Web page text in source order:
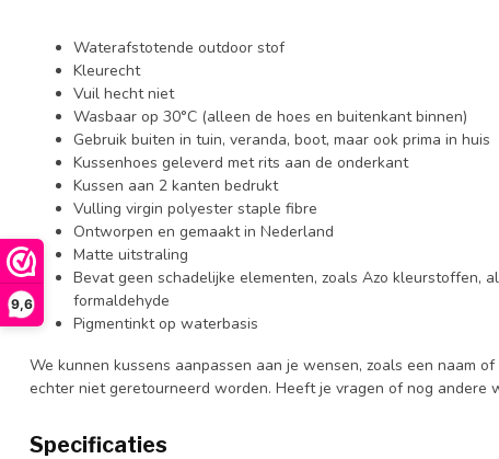
9,6
Waterafstotende outdoor stof
Kleurecht
Vuil hecht niet
Wasbaar op 30°C (alleen de hoes en buitenkant binnen)
Gebruik buiten in tuin, veranda, boot, maar ook prima in huis
Kussenhoes geleverd met rits aan de onderkant
Kussen aan 2 kanten bedrukt
Vulling virgin polyester staple fibre
Ontworpen en gemaakt in Nederland
Matte uitstraling
Bevat geen schadelijke elementen, zoals Azo kleurstoffen,
formaldehyde
Pigmentinkt op waterbasis
We kunnen kussens aanpassen aan je wensen, zoals een naam of
echter niet geretourneerd worden. Heeft je vragen of nog andere
Specificaties